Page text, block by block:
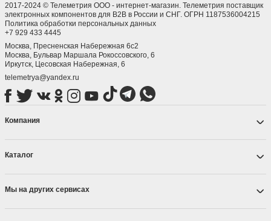
2017-2024 © Телеметрия ООО - интернет-магазин. Телеметрия поставщик
электронных компонентов для B2B в России и СНГ. ОГРН 1187536004215
Политика обработки персональных данных
+7 929 433 4445
Москва, Пресненская Набережная 6с2
Москва, ​Бульвар Маршала Рокоссовского, 6
Иркутск, ​Цесовская Набережная, 6
telemetrya@yandex.ru
Компания
Каталог
Мы на других сервисах